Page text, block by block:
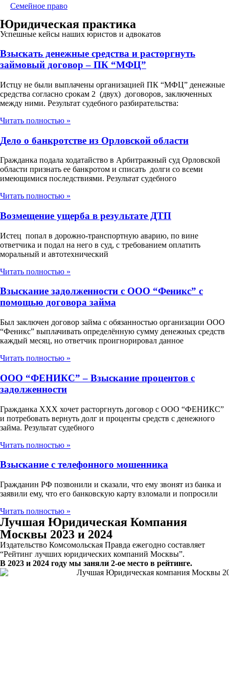
Семейное право
Юридическая практика
Успешные кейсы наших юристов и адвокатов
Взыскать денежные средства и расторгнуть
займовый договор – ПК “МФЦ”
Истцу не были выплачены организацией ПК “МФЦ” денежные
средства согласно срокам 2 (двух) договоров, заключенных
между ними. Результат судебного разбирательства:
Читать полностью »
Дело о банкротстве из Орловской области
Гражданка подала ходатайство в Арбитражный суд Орловской
области признать ее банкротом и списать долги со всеми
имеющимися последствиями. Результат судебного
Читать полностью »
Возмещение ущерба в результате ДТП
Истец попал в дорожно-транспортную аварию, по вине
ответчика и подал на него в суд, с требованием оплатить
моральный и автотехнический
Читать полностью »
Взыскание задолженности с ООО “Феникс” с
помощью договора займа
Был заключен договор займа с обязанностью организации ООО
“Феникс” выплачивать определённую сумму денежных средств
каждый месяц, но ответчик проигнорировал данное
Читать полностью »
ООО “ФЕНИКС” – Взыскание процентов с
задолженности
Гражданка ХХХ хочет расторгнуть договор с ООО “ФЕНИКС”
и потребовать вернуть долг и проценты средств с денежного
займа. Результат судебного
Читать полностью »
Взыскание с телефонного мошенника
Гражданин РФ позвонили и сказали, что ему звонят из банка и
заявили ему, что его банковскую карту взломали и попросили
Читать полностью »
Лучшая Юридическая Компания
Москвы 2023 и 2024
Издательство Комсомольская Правда ежегодно составляет
“Рейтинг лучших юридических компаний Москвы”.
В 2023 и 2024 году мы заняли 2-ое место в рейтинге.